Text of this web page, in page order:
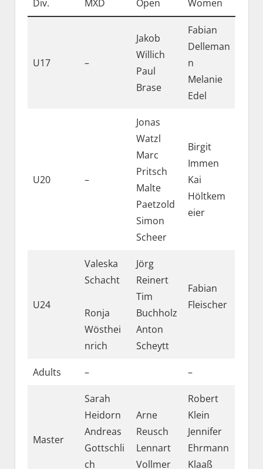
Div. MXD Open Women
U17 –
Jakob
Willich
Paul
Brase
Fabian
Delleman
n
Melanie
Edel
U20 –
Jonas
Watzl
Marc
Pritsch
Malte
Paetzold
Simon
Scheer
Birgit
Immen
Kai
Höltkem
eier
U24
Valeska
Schacht
Ronja
Wösthei
nrich
Jörg
Reinert
Tim
Buchholz
Anton
Scheytt
Fabian
Fleischer
Adults – –
Master
Sarah
Heidorn
Andreas
Gottschli
ch
Arne
Reusch
Lennart
Vollmer
Robert
Klein
Jennifer
Ehrmann
Klaaß